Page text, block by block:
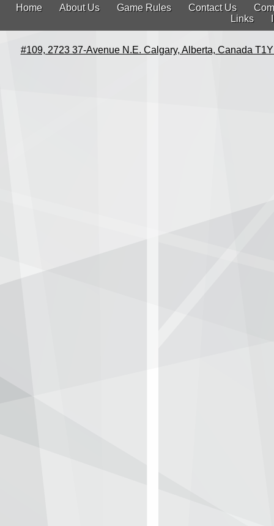
Home About Us Game Rules Contact Us
Links
#109, 2723 37-Avenue N.E. Calgary, Alberta, Canada